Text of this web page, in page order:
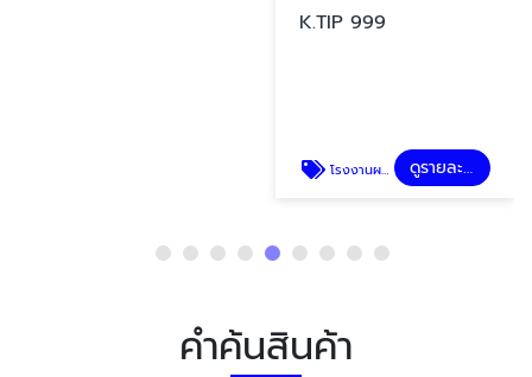
K.TIP 999
โรงงานผลิตบันทึกนักกฎหมาย ดูรายละเอียด
คำค้นสินค้า